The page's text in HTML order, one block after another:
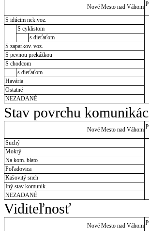
Nové Mesto nad Váhom
S idúcim nek.voz.
S cyklistom
s dieťaťom
S zaparkov. voz.
S pevnou prekážkou
S chodcom
s dieťaťom
Havária
Ostatné
NEZADANÉ
Stav povrchu
Nové Mesto nad Váhom
Suchý
Mokrý
Na kom. blato
Poľadovica
Kašovitý sneh
Iný stav komunik.
NEZADANÉ
Viditeľnosť
Nové Mesto nad Váhom